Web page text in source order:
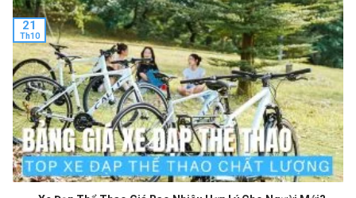
21
Th10